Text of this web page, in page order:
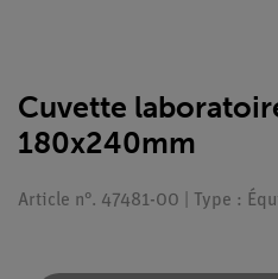
Cuvette
180x240mm
Article n°. 47481-00 | Type :